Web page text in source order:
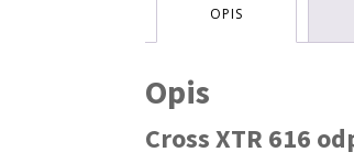
OPIS
Opis
Cross XTR 616